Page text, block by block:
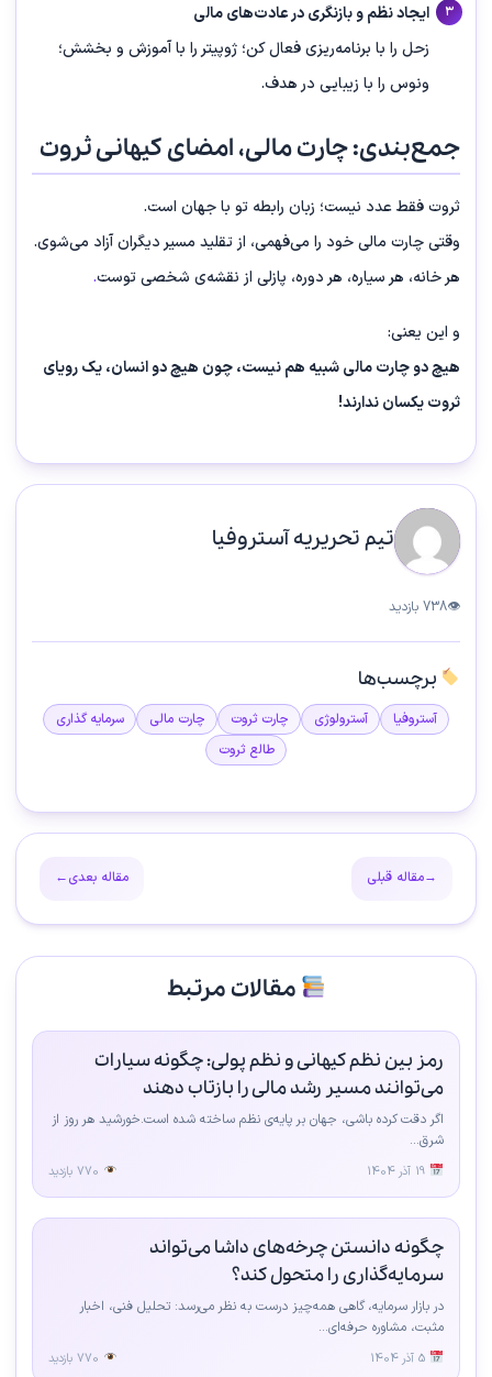
ایجاد نظم و بازنگری در عادت‌های مالی
زحل را با برنامه‌ریزی فعال کن؛ ژوپیتر را با آموزش و بخشش؛
ونوس را با زیبایی در هدف.
جمع‌بندی: چارت مالی، امضای کیهانی ثروت
ثروت فقط عدد نیست؛ زبان رابطه‌ تو با جهان است.
وقتی چارت مالی خود را می‌فهمی، از تقلید مسیر دیگران آزاد می‌شوی.
هر خانه، هر سیاره، هر دوره، پازلی از نقشه‌ی شخصی توست.
و این یعنی:
هیچ دو چارت مالی شبیه هم نیست، چون هیچ دو انسان، یک رویای
ثروت یکسان ندارند!
تیم تحریریه آستروفیا
👁738 بازدید
برچسب‌ها
آستروفیا آسترولوژی چارت ثروت چارت مالی
سرمایه گذاری
طالع ثروت
→مقاله قبلی مقاله بعدی←
مقالات مرتبط
رمز بین نظم کیهانی و نظم پولی: چگونه سیارات
می‌توانند مسیر رشد مالی را بازتاب دهند
اگر دقت کرده باشی، جهان بر پایه‌ی نظم ساخته شده است.خورشید هر روز از
شرق...
چگونه دانستن چرخه‌های داشا می‌تواند
سرمایه‌گذاری را متحول کند؟
در بازار سرمایه، گاهی همه‌چیز درست به نظر می‌رسد: تحلیل فنی، اخبار
مثبت، مشاوره حرفه‌ای...